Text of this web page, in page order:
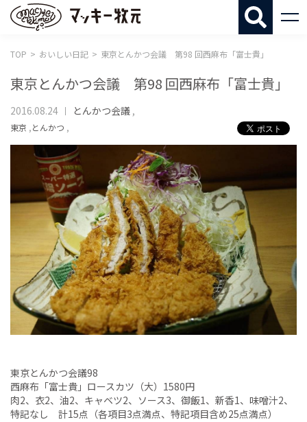
TOP おいしい日記 東京とんかつ会議 第98 回西麻布「富士貴」
東京とんかつ会議 第98 回西麻布「富士貴」
2016.08.24 とんかつ会議 ,
東京 ,とんかつ ,
東京とんかつ会議98
西麻布「富士貴」ロースカツ（大）1580円
肉2、衣2、油2、キャベツ2、ソース3、御飯1、新香1、味噌汁2、
特記なし 計15点（各項目3点満点、特記項目含め25点満点）